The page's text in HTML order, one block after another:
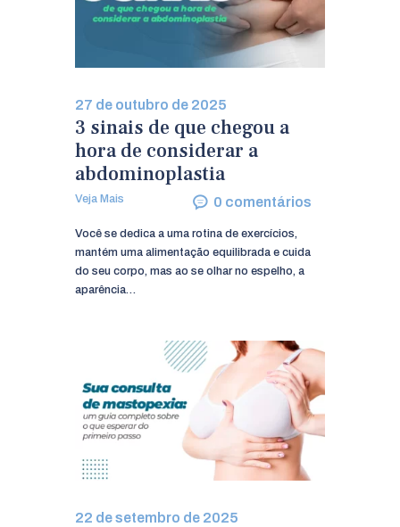
27 de outubro de 2025
3 sinais de que chegou a
hora de considerar a
abdominoplastia
Veja Mais 0 comentários
Você se dedica a uma rotina de exercícios,
mantém uma alimentação equilibrada e cuida
do seu corpo, mas ao se olhar no espelho, a
aparência…
22 de setembro de 2025